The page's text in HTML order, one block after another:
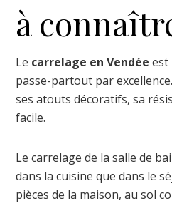
à
Le carrelage en Vendéeest
passe-partout par
ses atouts décoratifs, sa
facile.
Le carrelage de la salle de
dans la cuisine que dans le
pièces de la maison, au sol